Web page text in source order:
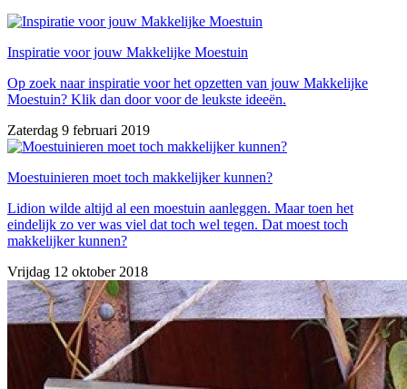
Inspiratie voor jouw Makkelijke Moestuin
Op zoek naar inspiratie voor het opzetten van jouw Makkelijke
Moestuin? Klik dan door voor de leukste ideeën.
Zaterdag 9 februari 2019
Moestuinieren moet toch makkelijker kunnen?
Lidion wilde altijd al een moestuin aanleggen. Maar toen het
eindelijk zo ver was viel dat toch wel tegen. Dat moest toch
makkelijker kunnen?
Vrijdag 12 oktober 2018